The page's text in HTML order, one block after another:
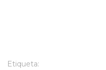
Etiqueta: